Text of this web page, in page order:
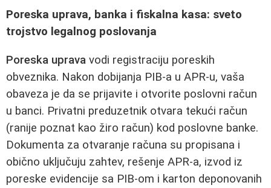
Poreska uprava, banka i fiskalna kasa: sveto
trojstvo legalnog poslovanja
Poreska uprava vodi registraciju poreskih
obveznika. Nakon dobijanja PIB-a u APR-u, vaša
obaveza je da se prijavite i otvorite poslovni račun
u banci. Privatni preduzetnik otvara tekući račun
(ranije poznat kao žiro račun) kod poslovne banke.
Dokumenta za otvaranje računa su propisana i
obično uključuju zahtev, rešenje APR-a, izvod iz
poreske evidencije sa PIB-om i karton deponovanih